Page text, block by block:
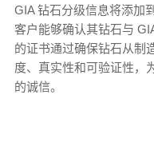
GIA 钻石分级信息将添加
客户能够确认其钻石与
的证书通过确保钻石从制
度、真实性和可验证性，
的诚信。